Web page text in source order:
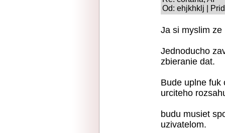
Od: ehjkhklj |
Ja si myslim
Jednoducho
zbieranie dat.
Bude uplne fuk
urciteho
budu musiet
uzivatelom.